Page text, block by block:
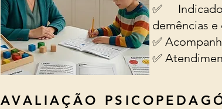
✅
demências
✅
✅
AVALIAÇÃO